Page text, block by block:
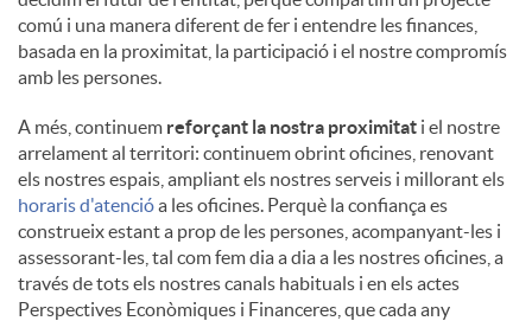
comú i una manera diferent de fer i entendre les finances,
basada en la proximitat, la participació i el nostre compromís
amb les persones.
A més, continuem reforçant la nostra proximitat i el nostre
arrelament al territori: continuem obrint oficines, renovant
els nostres espais, ampliant els nostres serveis i millorant els
horaris d'atencióa les oficines. Perquè la confiança es
construeix estant a prop de les persones, acompanyant-les i
assessorant-les, tal com fem dia a dia a les nostres oficines, a
través de tots els nostres canals habituals i en els actes
Perspectives Econòmiques i Financeres, que cada any